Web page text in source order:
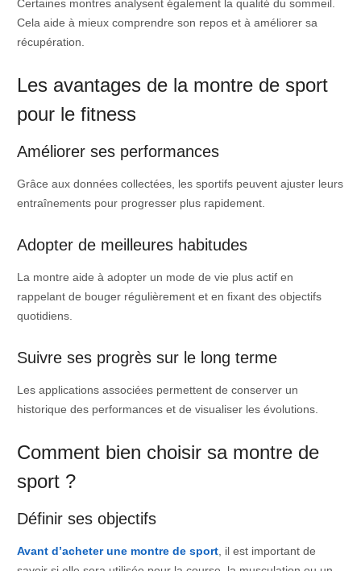
Certaines montres analysent également la qualité du sommeil.
Cela aide à mieux comprendre son repos et à améliorer sa
récupération.
Les avantages de la montre de sport
pour le fitness
Améliorer ses performances
Grâce aux données collectées, les sportifs peuvent ajuster leurs
entraînements pour progresser plus rapidement.
Adopter de meilleures habitudes
La montre aide à adopter un mode de vie plus actif en
rappelant de bouger régulièrement et en fixant des objectifs
quotidiens.
Suivre ses progrès sur le long terme
Les applications associées permettent de conserver un
historique des performances et de visualiser les évolutions.
Comment bien choisir sa montre de
sport ?
Définir ses objectifs
Avant d’acheter une montre de sport, il est important de